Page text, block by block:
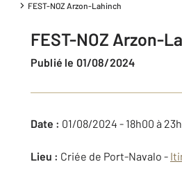
FEST-NOZ Arzon-Lahinch
FEST-NOZ Arzon-
Publié le 01/08/2024
Date : 01/08/2024 - 18h00 à
Lieu : Criée de Port-Navalo -